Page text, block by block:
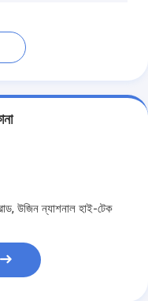
উজিন ন্যাশনাল হাই-টেক